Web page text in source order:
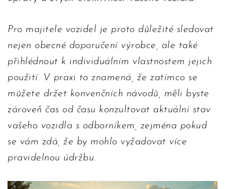
Pro majitele vozidel je proto důležité sledovat
nejen obecné doporučení výrobce, ale také
přihlédnout k individuálním vlastnostem jejich
použití. V praxi to znamená, že zatímco se
můžete držet konvenčních návodů, měli byste
zároveň čas od času konzultovat aktuální stav
vašeho vozidla s odborníkem, zejména pokud
se vám zdá, že by mohlo vyžadovat více
pravidelnou údržbu.